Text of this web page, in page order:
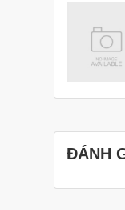
ĐÁNH